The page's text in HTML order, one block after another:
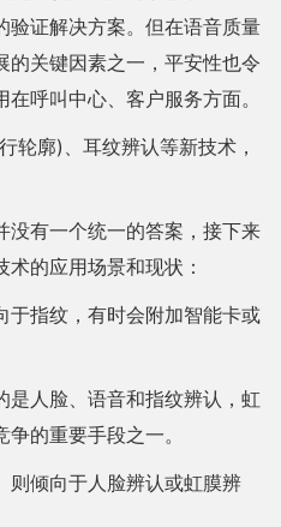
验证解决方案。但在语音质量
的关键因素之一，平安性也令
呼叫中心、客户服务方面。
轮廓)、耳纹辨认等新技术，
没有一个统一的答案，接下来
的应用场景和现状：
于指纹，有时会附加智能卡或
是人脸、语音和指纹辨认，虹
的重要手段之一。
则倾向于人脸辨认或虹膜辨